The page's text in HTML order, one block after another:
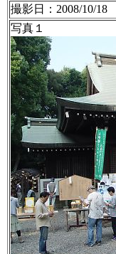
撮影日：2008/10/18
写真１